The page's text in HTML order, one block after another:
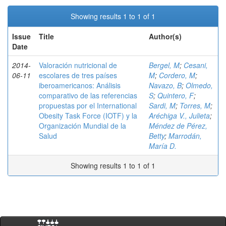
Showing results 1 to 1 of 1
Issue
Date
Title Author(s)
2014-
06-11
Valoración nutricional de
escolares de tres países
iberoamericanos: Análisis
comparativo de las referencias
propuestas por el International
Obesity Task Force (IOTF) y la
Organización Mundial de la
Salud
Bergel, M; Cesani,
M; Cordero, M;
Navazo, B; Olmedo,
S; Quintero, F;
Sardi, M; Torres, M;
Aréchiga V., Julieta;
Méndez de Pérez,
Betty; Marrodán,
María D.
Showing results 1 to 1 of 1